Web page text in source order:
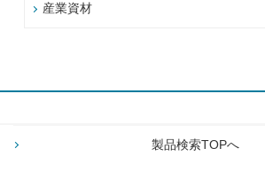
産業資材
製品検索TOPへ